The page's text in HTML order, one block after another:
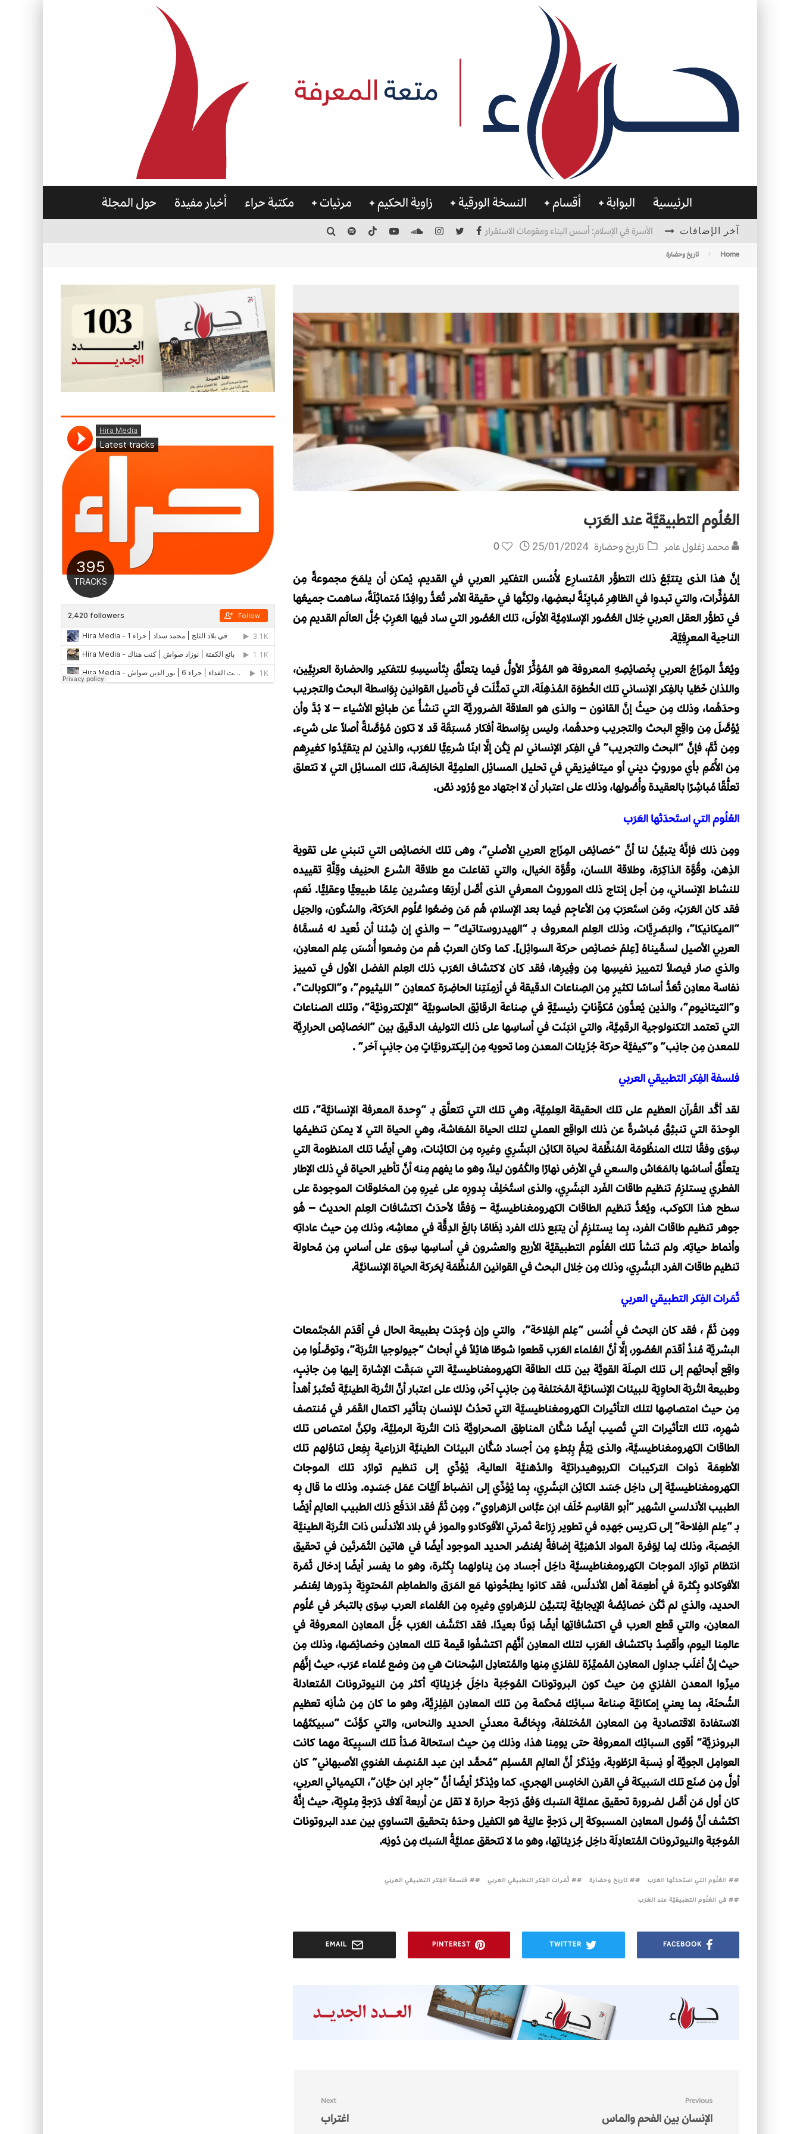
الرئيسية البوابة أقسام النسخة الورقية زاوية الحكيم مرئيات مكتبة حراء أخبار مفيدة حول المجلة
آخر الإضافات الأسرة في الإسلام: أسس البناء ومقومات الاستقرار
Home تاريخ وحضارة
العُلُوم التطبيقيَّة عند العَرَب
محمد زغلول عامر تاريخ وحضارة 25/01/2024
0
إنَّ هذا الذى يتتبَّعُ ذلك التطوُّر المُتسارِع لأُسُس التفكير العربي في القديم، يُمكن أن يلمَحَ مجموعةً مِن
المُؤثِّرات، والتي تبدوا في الظاهِرِ مُبايِنَةً لبعضِها، ولكِنَّها في حقيقة الأمر تُعَدُّ روافِدًا مُتماثِلَةً، ساهمت جميعُها
في تطوُّر العقل العربي خِلال العُصُور الإسلامِيَّة الأولَى، تلك العُصُور التي ساد فيها العَرِبُ جُلَّ العالَم القديم مِن
الناحِية المعرِفِيَّة.
ويُعَدُّ المِزَاجُ العربي بِخَصائِصِهِ المعروفة هو المُؤثِّرُ الأولُّ فيما يتعلَّقُ بِتَأسيسِهِ للتفكير والحضارة العربِيَّين،
واللذان خَطَيا بالفِكر الإنساني تلك الخُطوَة المُذهِلَة، التي تمثَّلَت في تأصيل القوانين بِوَاسطة البحث والتجريب
وحدَهُما، وذلك مِن حيثُ إنَّ القانون – والذى هو العلاقة الضروريَّة التي تنشأُ عن طبائِع الأشياء – لا بُدَّ وأن
يُؤصَّلَ مِن واقِعِ البحث والتجريب وحدهُما، وليس بِوَاسطة أفكار مُسبَقَة قد لا تكون مُؤصَّلةً أصلاً على شيء.
ومِن ثَمَّ، فإنَّ “البحث والتجريب” في الفِكر الإنساني لم يَكُن إلَّا ابنًا شرعِيًّا للعَرَب، والذين لم يتقيَّدُوا كغيرِهم
مِن الأُمُمِ بأي موروثٍ ديني أو ميتافيزيقي في تحليل المسائِل العلمِيَّة الخالِصَة، تلك المسائِل التي لا تتعلق
تعلُّقًا مُباشِرًا بالعقيدة وأُصُولِها، وذلك على اعتبار أن لا اجتهاد مع وُرُود نصّ.
العُلُوم التي استَحدَثها العَرَب
ومِن ذلك فإنَّهُ يتبيَّنُ لنا أنَّ “خصائِصَ المِزَاج العربي الأصلي”، وهى تلك الخصائِص التي تنبني على تقوية
الذِهن، وقُوَّة الذاكِرَة، وطلاقة اللسان، وقُوَّة الخيال، والتي تفاعلت مع طلاقة الشرع الحنِيف وقِلَّةِ تقييده
للنشاط الإنساني، مِن أجل إنتاج ذلك الموروث المعرفي الذى أصَّل أربَعًا وعشرين عِلمًا طبيعِيًّا وعقلِيًّا. نَعَم،
فقد كان العَرَبُ، ومَن استَعرَبَ مِن الأعاجِم فيما بعد الإسلام، هُم مَن وضعُوا عُلُوم الحَرَكة، والسُكُون، والحِيَل
“الميكانيكا”، والبَصَرِيَّات، وذلك العِلم المعروف بـ “الهيدروستاتيك” – والذي إن شِئنا أن نُعيد له مُسمَّاهُ
العربي الأصيل لسمَّيناهُ [عِلمُ خصائِص حركة السوائِل]. كما وكان العربُ هُم من وضعوا أُسُسَ عِلم المعادِن،
والذي صار فيصلاً لتمييز نفيسِها مِن وفِيرِها، فقد كان لاكتشاف العَرَب ذلك العِلم الفضل الأول في تمييز
نفاسة معادِن تُعَدُّ أساسًا لكثيرٍ مِن الصِناعات الدقيقة في أزمِنَتِنا الحاضِرَة كمعادِن ” الليثيوم”، و”الكوبالت”،
و”التيتانيوم”، والذين يُعدُّون مُكوِّناتٍ رئيسيَّةٍ في صِناعة الرقائِق الحاسوبيَّة “الإلكترونيَّة”، وتلك الصناعات
التي تعتمد التكنولوجية الرقمِيَّة، والتي انبَنَت في أساسِها على ذلك التوليف الدقيق بين “الخصائِص الحرارِيَّة
للمعدن مِن جانِب” و”كيفيَّة حركة جُزَيئات المعدن وما تحويه مِن إليكترونيَّاتٍ مِن جانِبٍ آخر” .
فلسفة الفِكر التطبيقي العربي
لقد أكَّد القُرآن العظيم على تلك الحقيقة العِلمِيَّة، وهي تلك التي تتعلَّق بـ “وِحدة المعرفة الإنسانيَّة”، تلك
الوِحدَة التي تنبثِقُ مُباشرةً عن ذلك الواقِع العملي لتلك الحياة المُعَاشة، وهي الحياة التي لا يمكن تنظيمُها
سِوَى وفقًا لتلك المنظُومَة المُنظِّمَة لحياة الكائِن البَشَرِي وغيرِه مِن الكائِنات، وهي أيضًا تلك المنظومة التي
يتعلَّقُ أساسُها بالمَعَاش والسعي في الأرض نهارًا والكُمُون ليلاً، وهو ما يفهم مِنه أنَّ تأطير الحياة في ذلك الإطار
الفطري يستلزِمُ تنظيم طاقات الفَرد البَشَرِي، والذى استُخلِفَ بِدورِه على غيرِهِ مِن المخلوقات الموجودة على
سطح هذا الكوكب، ويُعَدُّ تنظيم الطاقات الكهرومغناطيسيَّة – وَفقًا لأحدَث اكتشافات العِلم الحديث – هُو
جوهر تنظيم طاقات الفرد، بِما يستلزِمُ أن يتبَع ذلك الفرد نِظَامًا بالِغَ الدِقَّة في معاشِه، وذلك مِن حيث عاداتِه
وأنماط حياتِه. ولم تنشأ تلك العُلُوم التطبيقيَّة الأربع والعشرون في أساسِها سِوَى على أساسٍ مِن مُحاولة
تنظيم طاقات الفرد البَشَرِي، وذلك مِن خِلال البحث في القوانين المُنظِّمَة لِحَركة الحياة الإنسانيَّة.
ثَمَرات الفِكر التطبيقي العربي
ومِن ثَمَّ ، فقد كان البَحث في أُسُس “عِلم الفِلاحَة”، والتي وإن وُجِدَت بطبيعة الحال في أقدَم المُجتَمعات
البشريَّة مُنذُ أقدَم العُصُور، إلَّا أنَّ العُلماء العَرَب قطعوا شوطًا هائِلاً في أبحاث “جيولوجيا التُربَة”، وتوصَّلُوا مِن
واقِع أبحاثِهم إلى تلك الصِلَة القويَّة بين تلك الطاقة الكهرومغناطيسيَّة التي سَبَقَت الإشارة إليها مِن جانِبٍ،
وطبيعة التُربَة الحاوِيَة للبيئات الإنسانيَّة المُختلفة مِن جانِبٍ آخَر، وذلك على اعتبار أنَّ التُربَة الطينيَّة تُعتَبرُ أهدأ
مِن حيث امتصاصِها لتلك التأثيرات الكهرومغناطيسيَّة التي تحدُث للإنسان بتأثير اكتمال القَمَر في مُنتصف
شهرِه، تلك التأثيرات التي تُصيب أيضًا سُكَّان المناطِق الصحراويَّة ذات التُربَة الرملِيَّة، ولكِنَّ امتصاص تلك
الطاقات الكهرومغناطيسيَّة، والذى يَتِمُّ بِبُطءٍ مِن أجساد سُكَّان البيئات الطينيَّة الزراعية بِفِعل تناوُلهم تلك
الأطعِمَة ذوات التركيبات الكربوهيدراتيَّة والدُهنيَّة العالية، يُؤدِّي إلى تنظيم توارُد تلك الموجات
الكهرومغناطيسيَّة إلى داخِل جَسَد الكائِن البَشَرِي، بِما يُؤدِّي إلى انضباط آلِيَّات عَمَل جَسَدِه. وذلك ما قال بِه
الطبيب الأندلسي الشهير “أبو القاسِم خَلَف ابن عبَّاس الزهراوي”، ومِن ثَمَّ فقد اندَفَع ذلك الطبيب العالِم أيَضًا
بـ “عِلم الفِلاحة” إلى تكريس جَهدِه في تطوير زِرَاعة ثمرتي الأفوكادو والموز في بلاد الأندلُس ذات التُربَة الطينيَّة
الخِصبَة، وذلك لِما لِوَفرة المواد الدُهنِيَّة إضافةً لِعُنصُر الحديد الموجود أيضًا في هاتين الثَمَرتَين في تحقيق
انتظام توارُد الموجات الكهرومغناطيسيَّة داخِل أجساد مِن يناولهما بِكَثرة، وهو ما يفسر أيضًا إدخال ثَمَرة
الأفوكادو بِكَثرة في أطعِمَة أهل الأندلُس، فقد كانوا يطبُخُونها مَع المَرَق والطماطِم المُحتوِيَة بِدَورها لِعُنصُر
الحديد، والذي لم تَكُن خصائِصُهُ الإيجابيَّة لِتتبيَّن للـزهراوي وغيرِه مِن العُلماء العرب سِوَى بالتبحُر في عُلُوم
المعادِن، والتي قطع العرب في اكتشافاتِها أيضًا بَونًا بعيدًا. فقد اكتَشَف العَرَب جُلَّ المعادِن المعروفة في
عالمِنا اليوم، وأقصِدُ باكتشاف العَرَب لتلك المعادِن أنَّهُم اكتشفُوا قيمة تلك المعادِن وخصائِصَها، وذلك مِن
حيث إنَّ أغلَب جداوِل المعادِن المُميِّزَة للفلزي مِنها والمُتعادِل الشِحنات هي مِن وضع عُلماء عَرَب، حيث إنَّهُم
ميزّوا المعدن الفلزي مِن حيث كون البروتونات المُوجَبَة داخِلَ جُزيئاتِه أكثر مِن النيوترونات المُتعادلة
الشُحنَة، بِما يعني إمكانيَّة صِناعة سبائِك مُحكَمة مِن تلك المعادِن الفِلِزِيَّة، وهو ما كان مِن شأنِه تعظيم
الاستفادة الاقتصادية مِن المعادِن المُختلفة، وبِخاصَّة معدنَي الحديد والنحاس، والتي كوَّنَت “سبيكتَهُما
البرونزيَّة” أقوى السبائِك المعروفة حتى يومِنا هذا، وذلك مِن حيث استحالة صَدَأ تلك السبِيكة مهما كانت
العوامِل الجويَّة أو نِسبَة الرُطُوبة، ويُذكَرُ أنَّ العالِم المُسلِم “مُحمَّد ابن عبد المُنصِف الغنوي الأصبهاني” كان
أولَّ مِن صَنَع تلك السَبيكة في القرن الخامِس الهجري. كما ويُذكَرُ أيضًا أنَّ “جابِر ابن حيَّان”، الكيميائي العربي،
كان أول مَن أصَّل لضرورة تحقيق عمليَّة السَبك وَفقَ دَرَجة حرارة لا تقل عن أربعة آلاف دَرَجةٍ مِئوِيّة، حيث إنَّهُ
اكتَشف أنَّ وُصُول المعادِن المسبوكة إلى دَرَجةٍ عالِيَة هو الكفيل وحدَهُ بتحقيق التساوي بين عدد البروتونات
المُوجَبَة والنيوترونات المُتعادِلَة داخِل جُزيئاتِها، وهو ما لا تتحقق عمليَّةُ السَبك مِن دُونِه.
# العُلُوم التي استَحدَثها العَرَب # تاريخ وحضارة # ثَمَرات الفِكر التطبيقي العربي # فلسفة الفِكر التطبيقي العربي
# في العُلُوم التطبيقيَّة عند العَرَب
FACEBOOK
TWITTER
PINTEREST
EMAIL
Previous
الإنسان بين الفحم والماس
Next
اغتراب